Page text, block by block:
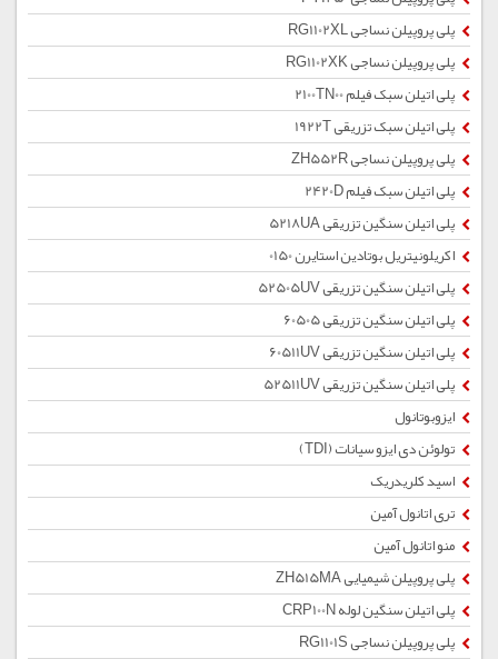
پلی پروپیلن نساجی RG1102XL
پلی پروپیلن نساجی RG1102XK
پلی اتیلن سبک فیلم 2100TN00
پلی اتیلن سبک تزریقی 1922T
پلی پروپیلن نساجی ZH552R
پلی اتیلن سبک فیلم 2420D
پلی اتیلن سنگین تزریقی 5218UA
اکریلونیتریل بوتادین استایرن 0150
پلی اتیلن سنگین تزریقی 52505UV
پلی اتیلن سنگین تزریقی 60505
پلی اتیلن سنگین تزریقی 60511UV
پلی اتیلن سنگین تزریقی 52511UV
ایزوبوتانول
تولوئن دی ایزو سیانات (TDI)
اسید کلریدریک
تری اتانول آمین
منو اتانول آمین
پلی پروپیلن شیمیایی ZH515MA
پلی اتیلن سنگین لوله CRP100N
پلی پروپیلن نساجی RG1101S